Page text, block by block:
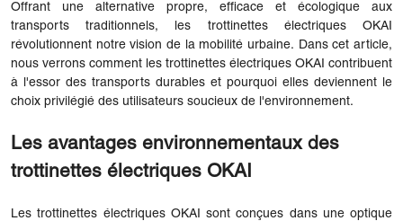
Offrant une alternative propre, efficace et écologique aux
transports traditionnels, les trottinettes électriques OKAI
révolutionnent notre vision de la mobilité urbaine. Dans cet article,
nous verrons comment les trottinettes électriques OKAI contribuent
à l'essor des transports durables et pourquoi elles deviennent le
choix privilégié des utilisateurs soucieux de l'environnement.
Les avantages environnementaux des
trottinettes électriques OKAI
Les trottinettes électriques OKAI sont conçues dans une optique